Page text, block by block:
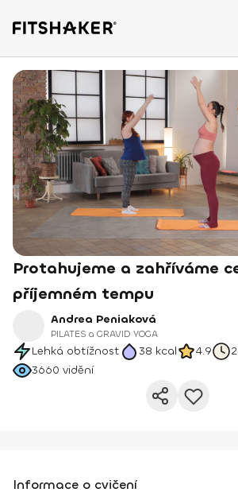
Protahujeme a zahříváme
příjemném tempu
Andrea Peniaková
PILATES a GRAVID YOGA
Lehká obtížnost 38 kcal 4.9
3660 vidění
Informace o cvičení